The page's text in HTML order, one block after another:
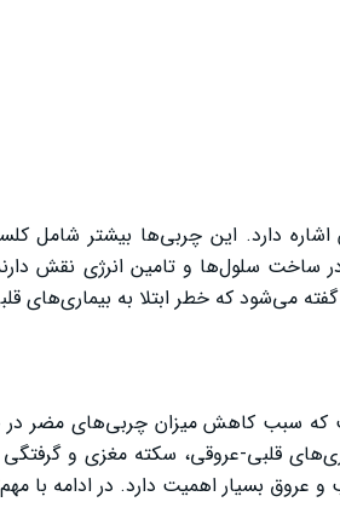
دارد. این چربی‌ها بیشتر شامل
سلول‌ها و تامین انرژی نقش
گفته می‌شود که خطر ابتلا به بیماری‌های
قلبی-عروقی، سکته مغزی و
بسیار اهمیت دارد. در ادامه با